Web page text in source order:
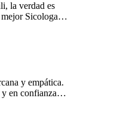
la verdad es
Sicologa,
herramientas
seguir
atrás y ver
creía que no
avanzando.
ella!!
y empática.
en confianza
clara.
Pauli